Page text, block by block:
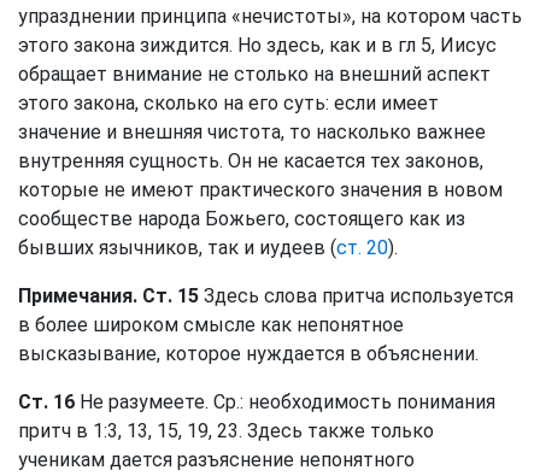
упразднении принципа «нечистоты», на котором часть
этого закона зиждится. Но здесь, как и в гл 5, Иисус
обращает внимание не столько на внешний аспект
этого закона, сколько на его суть: если имеет
значение и внешняя чистота, то насколько важнее
внутренняя сущность. Он не касается тех законов,
которые не имеют практического значения в новом
сообществе народа Божьего, состоящего как из
бывших язычников, так и иудеев (ст. 20).
Примечания. Ст. 15 Здесь слова притча используется
в более широком смысле как непонятное
высказывание, которое нуждается в объяснении.
Ст. 16 Не разумеете. Ср.: необходимость понимания
притч в 1:3, 13, 15, 19, 23. Здесь также только
ученикам дается разъяснение непонятного